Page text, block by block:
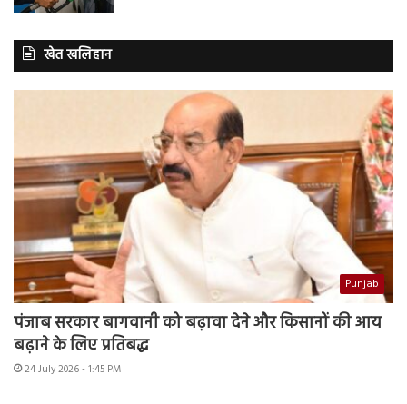
खेत खलिहान
Punjab
पंजाब सरकार बागवानी को बढ़ावा देने और किसानों की आय
बढ़ाने के लिए प्रतिबद्ध
24 July 2026 - 1:45 PM